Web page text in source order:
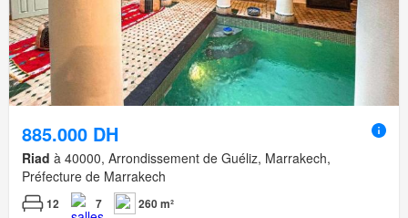
885.000 DH
Riad à 40000, Arrondissement de Guéliz, Marrakech,
Préfecture de Marrakech
12 7 260 m²